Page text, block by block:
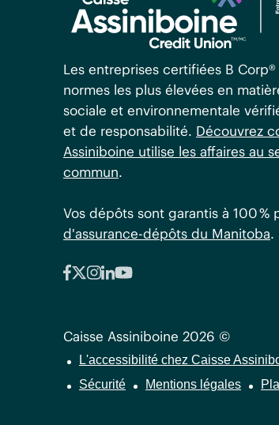
Les entreprises certifiées B
normes les plus élevées en
sociale et environnementale
et de responsabilité. Découvrez
Assiniboine utilise les affaires au
commun.
Vos dépôts sont garantis à 100 %
d'assurance-dépôts du Manitoba.
Caisse Assiniboine 2026 ©
L'accessibilité chez Caisse
Sécurité
Mentions légales